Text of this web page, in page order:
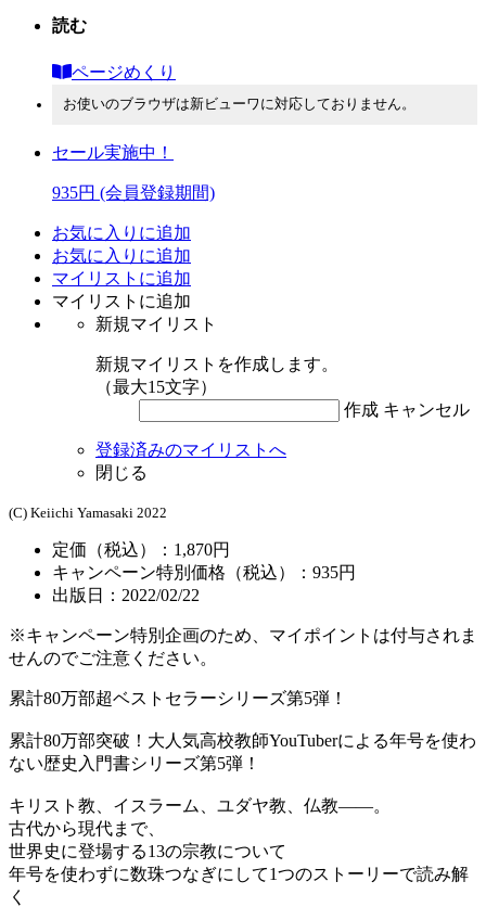
読む
ページめくり
お使いのブラウザは新ビューワに対応しておりません。
セール実施中！
935円 (会員登録期間)
お気に入りに追加
お気に入りに追加
マイリストに追加
マイリストに追加
新規マイリスト
新規マイリストを作成します。
（最大15文字）
作成 キャンセル
登録済みのマイリストへ
閉じる
(C) Keiichi Yamasaki 2022
定価（税込）：1,870円
キャンペーン特別価格（税込）：935円
出版日：2022/02/22
※キャンペーン特別企画のため、マイポイントは付与されま
せんのでご注意ください。
累計80万部超ベストセラーシリーズ第5弾！
累計80万部突破！大人気高校教師YouTuberによる年号を使わ
ない歴史入門書シリーズ第5弾！
キリスト教、イスラーム、ユダヤ教、仏教――。
古代から現代まで、
世界史に登場する13の宗教について
年号を使わずに数珠つなぎにして1つのストーリーで読み解
く